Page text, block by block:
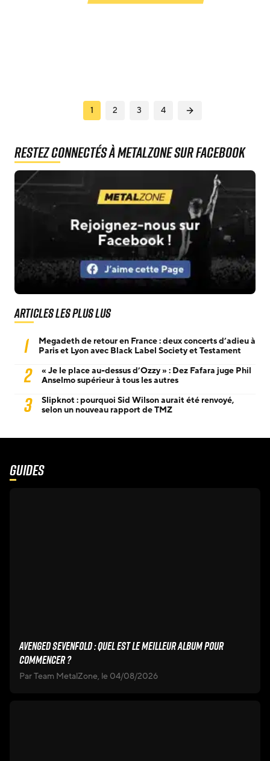
Navigation
des
articles
1 2 3 4
Restez connectés à MetalZone sur Facebook
Articles les plus lus
1
Megadeth de retour en France : deux concerts d’adieu à
Paris et Lyon avec Black Label Society et Testament
2
« Je le place au-dessus d’Ozzy » : Dez Fafara juge Phil
Anselmo supérieur à tous les autres
3
Slipknot : pourquoi Sid Wilson aurait été renvoyé,
selon un nouveau rapport de TMZ
Guides
Avenged Sevenfold : quel est le meilleur album pour
commencer ?
Par Team MetalZone, le 04/08/2026